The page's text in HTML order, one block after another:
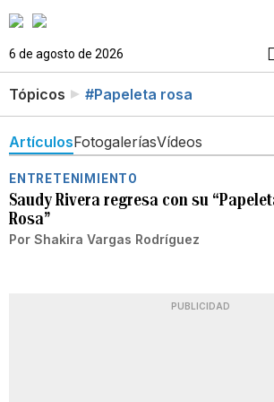
6 de agosto de 2026
Tópicos #Papeleta rosa
ArtículosFotogaleríasVídeos
ENTRETENIMIENTO
Saudy Rivera regresa con su
Rosa”
Por Shakira Vargas Rodríguez
PUBLICIDAD